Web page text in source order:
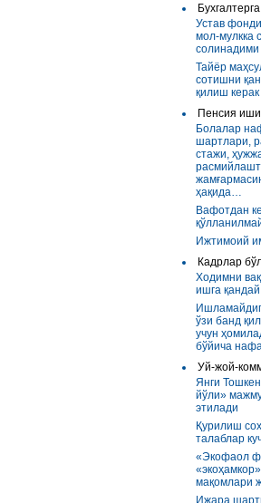
Устав
мол-мулкка
солинадими
Тайёр
сотишни
қилиш керак
Пенсия иши
Болалар
шартлари,
стажи,
ҳақида…
Вафотдан
Ижтимоий
Кадрлар
Ходимни
ишга
ўзи банд
учун
бўйича
Уй-жой-
Янги
йўли»
этилади
Қурилиш
талаблар
«Экофаол
мақомлари
Ижара